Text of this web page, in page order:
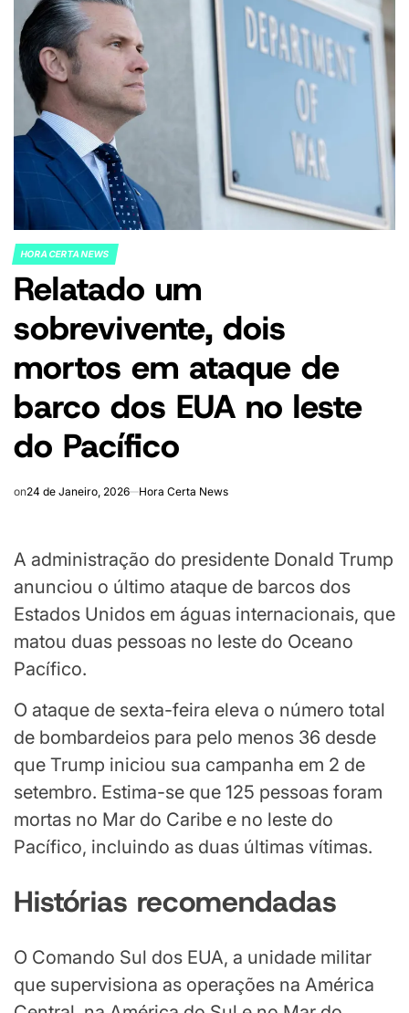
POSTED
IN
HORA CERTA NEWS
Relatado um
sobrevivente, dois
mortos em ataque de
barco dos EUA no leste
do Pacífico
on24 de Janeiro, 2026 Hora Certa News
A administração do presidente Donald Trump
anunciou o último ataque de barcos dos
Estados Unidos em águas internacionais, que
matou duas pessoas no leste do Oceano
Pacífico.
O ataque de sexta-feira eleva o número total
de bombardeios para pelo menos 36 desde
que Trump iniciou sua campanha em 2 de
setembro. Estima-se que 125 pessoas foram
mortas no Mar do Caribe e no leste do
Pacífico, incluindo as duas últimas vítimas.
Histórias recomendadas
lista
de
fim
da
O Comando Sul dos EUA, a unidade militar
que supervisiona as operações na América